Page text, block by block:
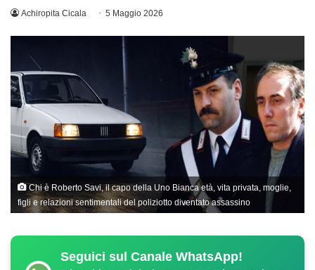
Achiropita Cicala 5 Maggio 2026
Chi è Roberto Savi, il capo della Uno Bianca età, vita privata, moglie,
figli e relazioni sentimentali del poliziotto diventato assassino
Seguici sul Canale WhatsApp!